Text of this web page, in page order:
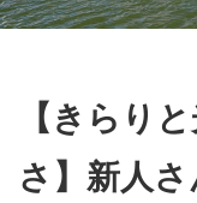
【きらり
さ】新人